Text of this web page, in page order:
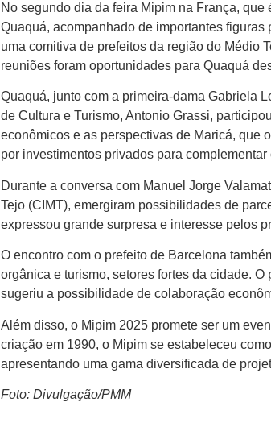
No segundo dia da feira Mipim na França,
Quaquá, acompanhado de importantes
uma comitiva de prefeitos da região do Médio
reuniões foram oportunidades para Quaquá
Quaquá, junto com a primeira-dama Gabriela
de Cultura e Turismo, Antonio Grassi,
econômicos e as perspectivas de Maricá, que
por investimentos privados para
Durante a conversa com Manuel Jorge
Tejo (CIMT), emergiram possibilidades de
expressou grande surpresa e interesse pelos
O encontro com o prefeito de Barcelona
orgânica e turismo, setores fortes da cidade.
sugeriu a possibilidade de colaboração
Além disso, o Mipim 2025 promete ser um
criação em 1990, o Mipim se estabeleceu
apresentando uma gama diversificada de
Foto: Divulgação/PMM